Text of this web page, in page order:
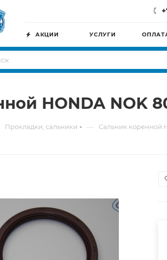
АКЦИИ УСЛУГИ
HONDA NOK
Прокладки, сальники — Сальник коренной